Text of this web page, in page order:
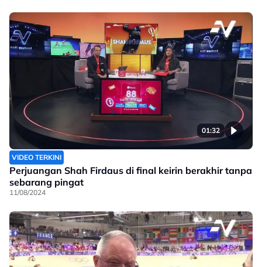
01:32
VIDEO TERKINI
Perjuangan Shah Firdaus di final keirin berakhir tanpa
sebarang pingat
11/08/2024